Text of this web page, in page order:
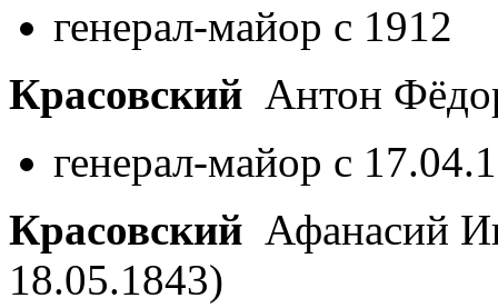
генерал-майор с 1912
Красовский Антон
генерал-майор с
Красовский Афанасий
18.05.1843)